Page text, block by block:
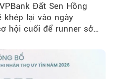
Đất Sen Hồng
khép lại vào ngày
hội cuối để runner sở